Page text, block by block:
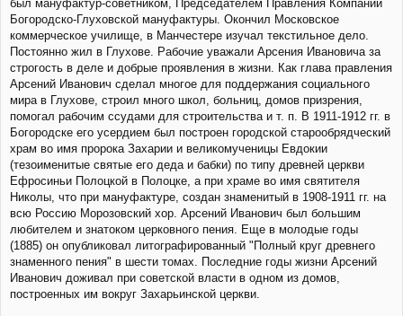
был мануфактур-советником, Председателем Правления Компании
Богородско-Глуховской мануфактуры. Окончил Московское
коммерческое училище, в Манчестере изучал текстильное дело.
Постоянно жил в Глухове. Рабочие уважали Арсения Ивановича за
строгость в деле и добрые проявления в жизни. Как глава правления
Арсений Иванович сделал многое для поддержания социального
мира в Глухове, строил много школ, больниц, домов призрения,
помогал рабочим ссудами для строительства и т. п. В 1911-1912 гг. в
Богородске его усердием был построен городской старообрядческий
храм во имя пророка Захарии и великомученицы Евдокии
(тезоименитые святые его деда и бабки) по типу древней церкви
Ефросиньи Полоцкой в Полоцке, а при храме во имя святителя
Николы, что при мануфактуре, создан знаменитый в 1908-1911 гг. на
всю Россию Морозовский хор. Арсений Иванович был большим
любителем и знатоком церковного пения. Еще в молодые годы
(1885) он опубликовал литографированный "Полный круг древнего
знаменного пения" в шести томах. Последние годы жизни Арсений
Иванович доживал при советской власти в одном из домов,
построенных им вокруг Захарьинской церкви.